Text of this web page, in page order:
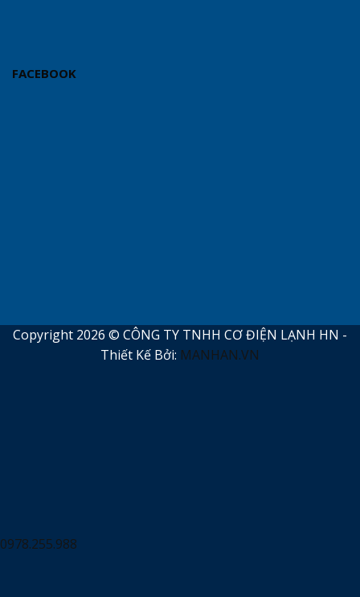
FACEBOOK
Copyright 2026 © CÔNG TY TNHH CƠ ĐIỆN LẠNH HN -
Thiết Kế Bởi: MANHAN.VN
0978.255.988